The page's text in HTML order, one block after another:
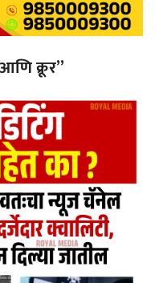
क्रूर”